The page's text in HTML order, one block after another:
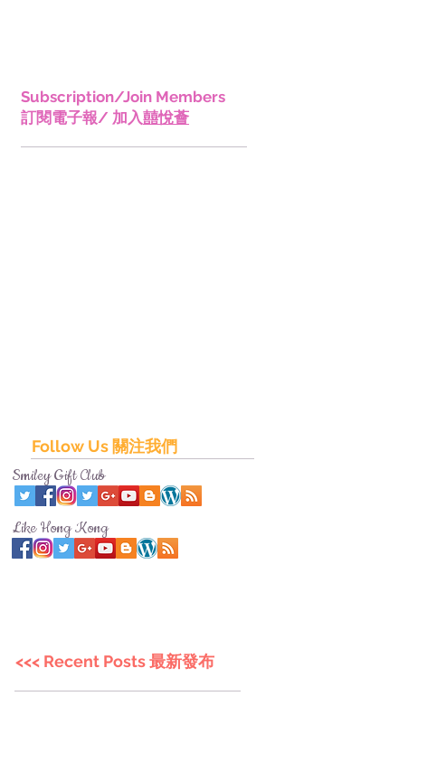
Subscription/Join Members
訂閱電子報/ 加入囍悅薈
Follow Us 關注我們
Smiley Gift Club
Like Hong Kong
<<< Recent Posts 最新發布